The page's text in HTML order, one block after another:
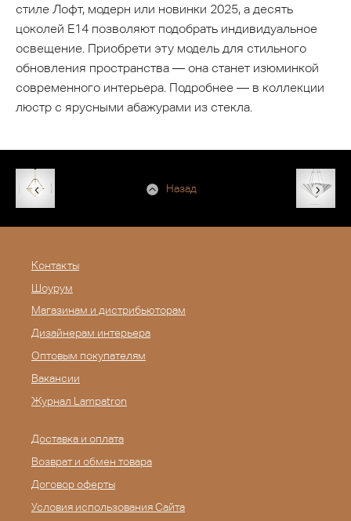
стиле Лофт, модерн или новинки 2025, а десять
цоколей Е14 позволяют подобрать индивидуальное
освещение. Приобрети эту модель для стильного
обновления пространства — она станет изюминкой
современного интерьера. Подробнее — в коллекции
люстр с ярусными абажурами из стекла.
Назад
Контакты
Шоурум
Магазинам и дистрибьюторам
Дизайнерам интерьера
Оптовым покупателям
Вакансии
Журнал Lampatron
Доставка и оплата
Возврат и обмен товара
Договор оферты
Условия использования Сайта